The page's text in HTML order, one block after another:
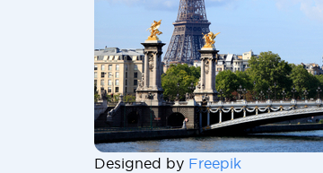
Designed by Freepik